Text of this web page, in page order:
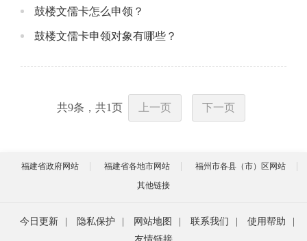
鼓楼文儒卡怎么申领？
鼓楼文儒卡申领对象有哪些？
共9条，共1页 上一页 下一页
福建省政府网站 福建省各地市网站
福州市各县（市）区网站
其他链接
今日更新 隐私保护 网站地图 联系我们 使用帮助